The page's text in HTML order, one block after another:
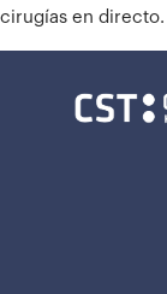
cirugías en directo.